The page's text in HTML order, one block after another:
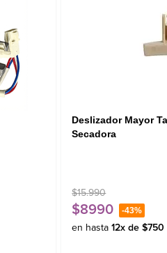
Deslizador Mayor
Secadora
$15.990
$8990 -43%
en hasta 12x de $750